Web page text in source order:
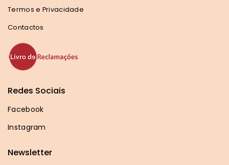
Termos e Privacidade
Contactos
Redes Sociais
Facebook
Instagram
Newsletter